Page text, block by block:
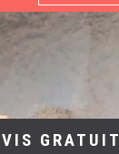
GRATUIT